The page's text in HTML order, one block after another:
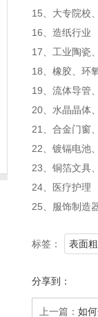
15、大专院校
16、造纸行业
17、工业陶瓷
18、橡胶、环
19、流体导管
20、水晶晶体
21、合金门窗
22、镀镉电池
23、铜箔文具
24、医疗护理
25、服饰制造
标签： 表面
分享到：
上一篇： 如